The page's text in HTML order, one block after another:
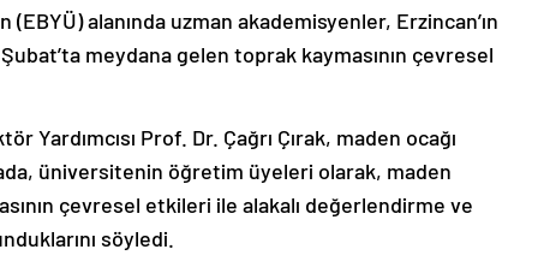
alanında uzman akademisyenler, Erzincan’ın
meydana gelen toprak kaymasının çevresel
Yardımcısı Prof. Dr. Çağrı Çırak, maden ocağı
üniversitenin öğretim üyeleri olarak, maden
çevresel etkileri ile alakalı değerlendirme ve
söyledi.